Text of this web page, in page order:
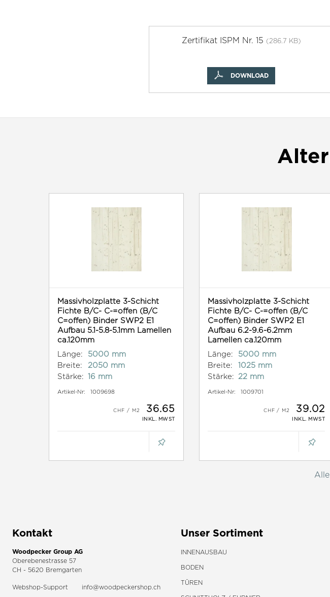
Zertifikat ISPM Nr. 15 (286.7 KB)
DOWNLOAD
Massivholzplatte 3-Schicht
Fichte B/C- C-=offen (B/C
C=offen) Binder SWP2 E1
Aufbau 5.1-5.8-5.1mm Lamellen
ca.120mm
Länge:
5000 mm
Breite:
2050 mm
Stärke: 16 mm
Artikel-Nr: 1009698
36.65
INKL. MWST
Massivholzplatte 3-Schicht
Fichte B/C- C-=offen (B/C
C=offen) Binder SWP2 E1
Aufbau 6.2-9.6-6.2mm
Lamellen ca.120mm
Länge:
5000 mm
Breite:
1025 mm
Stärke:
22 mm
Artikel-Nr: 1009701
39.02
INKL. MWST
Kontakt
Woodpecker Group AG
Oberebenestrasse 57
CH - 5620 Bremgarten
Webshop-Support info@woodpeckershop.ch
Unser Sortiment
INNENAUSBAU
BODEN
TÜREN